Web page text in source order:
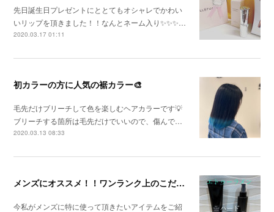
先日誕生日プレゼントにととてもオシャレでかわい
いリップを頂きました！！なんとネーム入り✨✨✨…
2020.03.17 01:11
初カラーの方に人気の裾カラー🎨
毛先だけブリーチして色を楽しむヘアカラーです💡
ブリーチする箇所は毛先だけでいいので、傷んで…
2020.03.13 08:33
メンズにオススメ！！ワンランク上のこだわり商品！！
今私がメンズに特に使って頂きたいアイテムをご紹